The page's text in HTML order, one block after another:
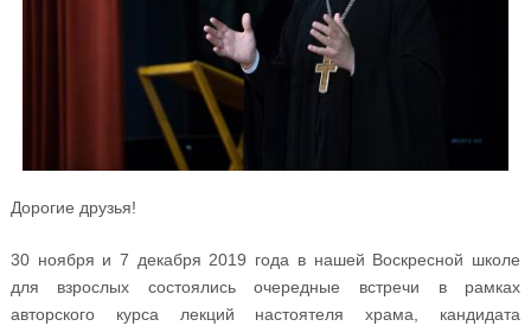
Дорогие друзья!
30 ноября и 7 декабря 2019 года в нашей Воскресной школе
для взрослых состоялись очередные встречи в рамках
авторского курса лекций настоятеля храма, кандидата